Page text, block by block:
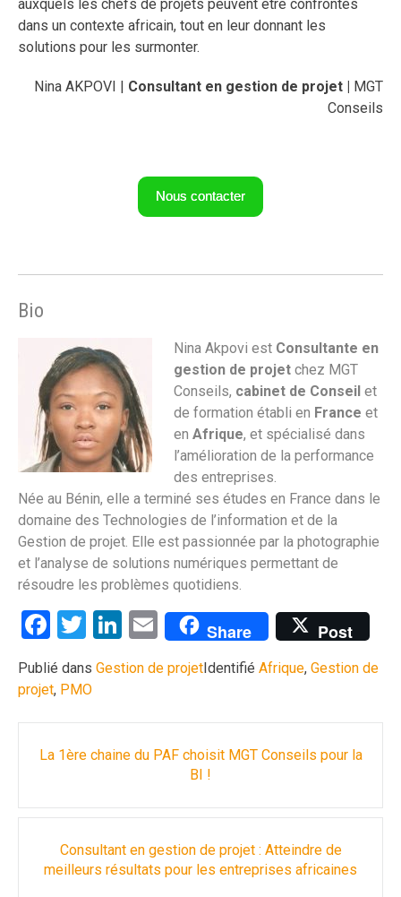
auxquels les chefs de projets peuvent être confrontés
dans un contexte africain, tout en leur donnant les
solutions pour les surmonter.
Nina AKPOVI | Consultant en gestion de projet | MGT
Conseils
Nous contacter
Bio
Nina Akpovi est Consultante en
gestion de projet chez MGT
Conseils, cabinet de Conseil et
de formation établi en France et
en Afrique, et spécialisé dans
l’amélioration de la performance
des entreprises.
Née au Bénin, elle a terminé ses études en France dans le
domaine des Technologies de l’information et de la
Gestion de projet. Elle est passionnée par la photographie
et l’analyse de solutions numériques permettant de
résoudre les problèmes quotidiens.
Facebook
TwitterLinkedIn
EmailShare Post
Publié dans Gestion de projetIdentifié Afrique, Gestion de
projet, PMO
Navigation
La 1ère chaine du PAF choisit MGT Conseils pour la
BI !
Consultant en gestion de projet : Atteindre de
meilleurs résultats pour les entreprises africaines